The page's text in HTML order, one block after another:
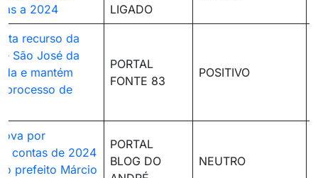
a 2024
LIGADO
recurso da
São José da
e mantém
processo de
PORTAL
FONTE 83
POSITIVO
por
contas de 2024
prefeito Márcio
PORTAL
BLOG DO
NEUTRO